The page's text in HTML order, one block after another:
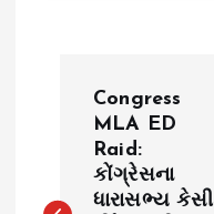
s
Congress
MLA ED
Raid:
કોંગ્રેસના
ધારાસભ્ય કેસી